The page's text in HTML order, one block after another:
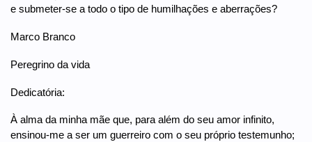
e submeter-se a todo o tipo de humilhações e aberrações?
Marco Branco
Peregrino da vida
Dedicatória:
À alma da minha mãe que, para além do seu amor infinito,
ensinou-me a ser um guerreiro com o seu próprio testemunho;